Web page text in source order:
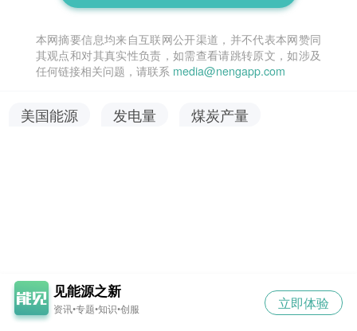
本网摘要信息均来自互联网公开渠道，并不代表本网赞同
其观点和对其真实性负责，如需查看请跳转原文，如涉及
任何链接相关问题，请联系 media@nengapp.com
美国能源 发电量 煤炭产量
见能源之新
资讯•专题•知识•创服 立即体验